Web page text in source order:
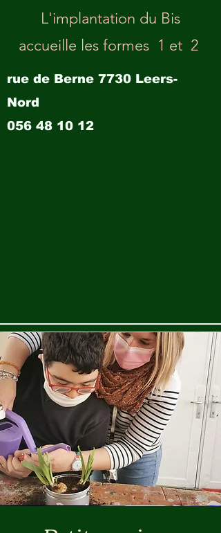
L'implantation du Bis
accueille les formes 1 et 2
rue de Berne 7730 Leers-
Nord
056 48 10 12